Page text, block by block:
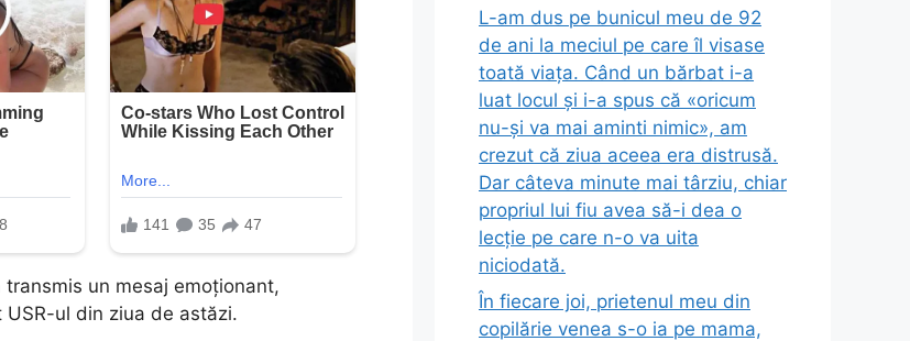
un mesaj emoționant,
ul din ziua de astăzi.
L-am dus pe bunicul meu de 92
de ani la meciul pe care îl visase
toată viața. Când un bărbat i-a
luat locul și i-a spus că «oricum
nu-și va mai aminti nimic», am
crezut că ziua aceea era distrusă.
Dar câteva minute mai târziu, chiar
propriul lui fiu avea să-i dea o
lecție pe care n-o va uita
niciodată.
În fiecare joi, prietenul meu din
copilărie venea s-o ia pe mama,